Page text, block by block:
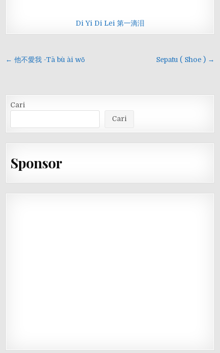
Di Yi Di Lei 第一滴泪
Navigasi
← 他不愛我 -Tā bù ài wǒ Sepatu ( Shoe ) →
Cari
Cari
Sponsor